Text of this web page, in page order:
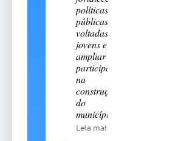
políticas
públicas
voltadas aos
jovens e
ampliar sua
participação
na
construção
do
município
Leia mais